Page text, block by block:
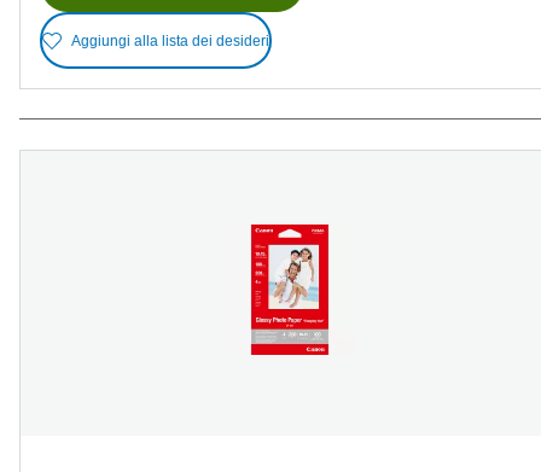
Aggiungi alla lista dei desideri